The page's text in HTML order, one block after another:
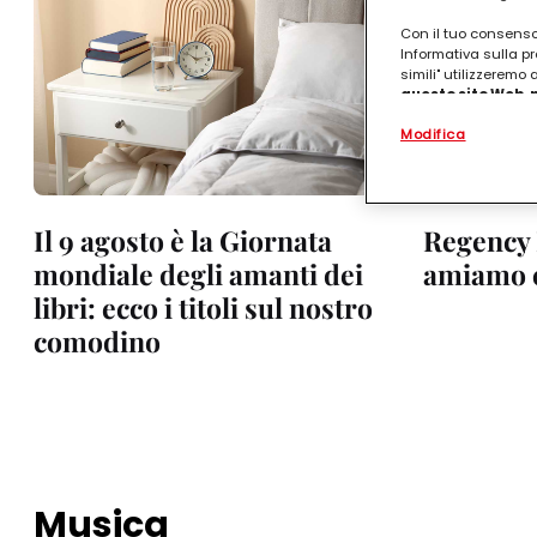
Il 9 agosto è la Giornata
mondiale degli amanti dei
libri: ecco i titoli sul nostro
comodino
amiamo
Musica
Con il tuo
Informativa sulla
simili" utilizzeremo
questo sito
.
(rispettivamente
terzi, conservare
misurare e
Puoi trovare
collegata nel piè
qualsiasi
collegata nel piè
periodo di
Modifica